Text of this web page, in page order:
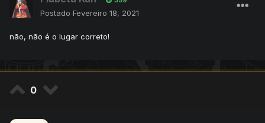
Postado Fevereiro 18, 2021
não, não é o lugar correto!
0